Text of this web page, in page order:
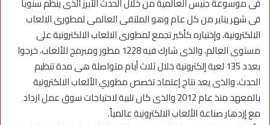
فى شهر يناير من كل عام وهو الملتقى العالمى لمطورى الالعاب
الالكترونية، وإختياره كأكبر تجمع لمطورى الالعاب الالكترونية على
مستوى العالم، والذى شارك فيه 1228 مطور ومبرمج للألعاب، خرجوا
بعدد 135 لعبة إلكترونية خلال ثلاث أيام متواصلة هى مدة تنظيم
الحدث، والذى يعد نتاج إعتماد تخصص مطوري الألعاب الالكترونية
بالمعهد منذ عام 2012 والذى كان تلبية لاحتياجات سوق عمل ازداد
مع إزدهار صناعة الألعاب الالكترونية عالمياً.